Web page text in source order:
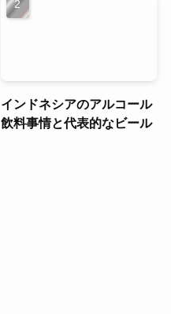
インドネシアのアルコール
飲料事情と代表的なビール